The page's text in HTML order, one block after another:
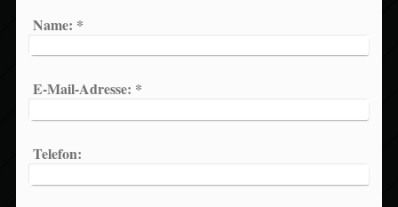
Name: *
E-Mail-Adresse: *
Telefon: